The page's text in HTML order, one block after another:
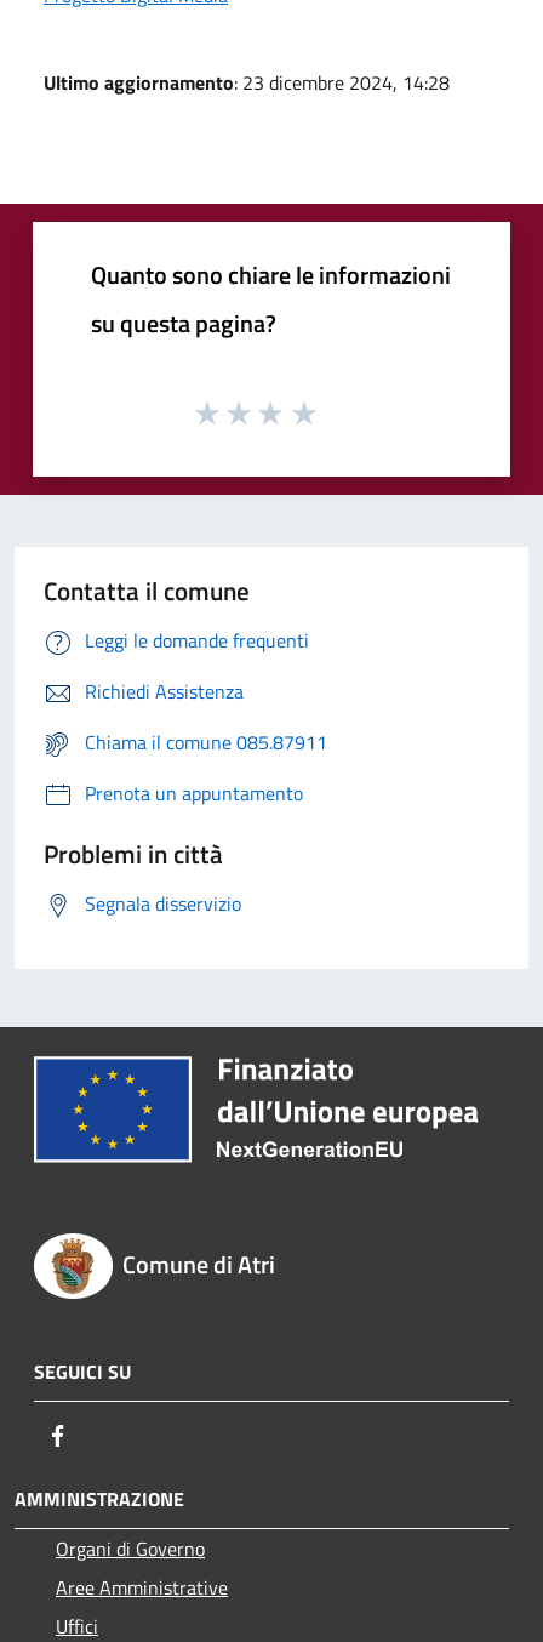
Ultimo aggiornamento: 23 dicembre 2024, 14:28
Quanto sono chiare le informazioni
su questa pagina?
Contatta il comune
Leggi le domande frequenti
Richiedi Assistenza
Chiama il comune 085.87911
Prenota un appuntamento
Problemi in città
Segnala disservizio
Comune di Atri
SEGUICI SU
AMMINISTRAZIONE
Organi di Governo
Aree Amministrative
Uffici